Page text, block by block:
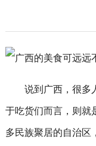
说到广西，很多
于吃货们而言，则就
多民族聚居的自治区